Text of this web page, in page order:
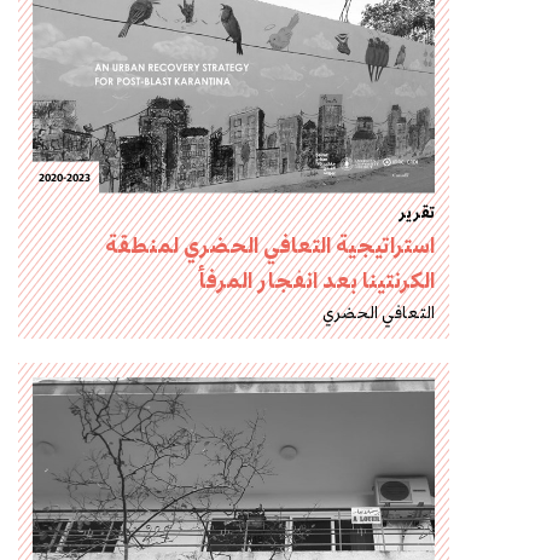
2020-2023
تقرير
استراتيجية التعافي الحضري لمنطقة
الكرنتينا بعد انفجار المرفأ
التعافي الحضري